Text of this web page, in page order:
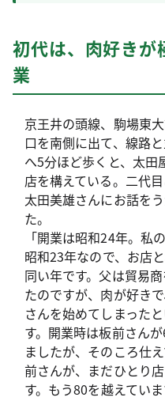
初代は、肉好きが
業
京王井の頭線、駒場東
口を南側に出て、線路
へ5分ほど歩くと、太田
店を構えている。二代
太田美雄さんにお話を
た。
「開業は昭和24年。私
昭和23年なので、お店
同い年です。父は貿易
たのですが、肉が好き
さんを始めてしまった
す。開業時は板前さん
ましたが、そのころ仕
前さんが、まだひとり
す。もう80を越えてい